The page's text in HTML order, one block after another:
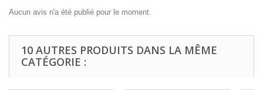
Aucun avis n'a été publié pour le moment.
10 AUTRES PRODUITS DANS LA MÊME
CATÉGORIE :